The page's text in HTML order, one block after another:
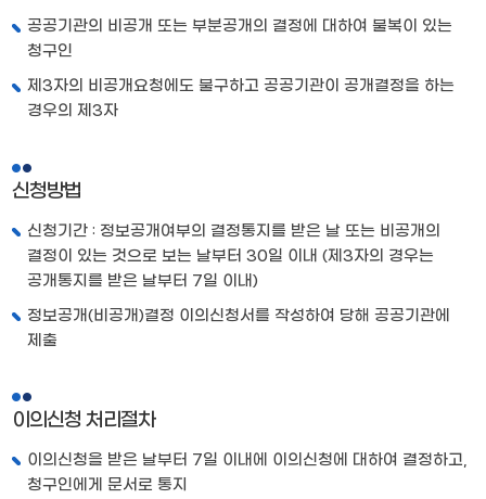
공공기관의 비공개 또는 부분공개의 결정에 대하여 불복이 있는
청구인
제3자의 비공개요청에도 불구하고 공공기관이 공개결정을 하는
경우의 제3자
신청방법
신청기간 : 정보공개여부의 결정통지를 받은 날 또는 비공개의
결정이 있는 것으로 보는 날부터 30일 이내 (제3자의 경우는
공개통지를 받은 날부터 7일 이내)
정보공개(비공개)결정 이의신청서를 작성하여 당해 공공기관에
제출
이의신청 처리절차
이의신청을 받은 날부터 7일 이내에 이의신청에 대하여 결정하고,
청구인에게 문서로 통지